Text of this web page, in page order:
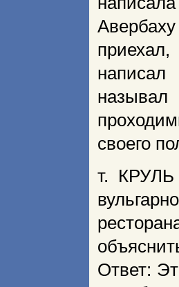
написал
своего
т.
Ответ: